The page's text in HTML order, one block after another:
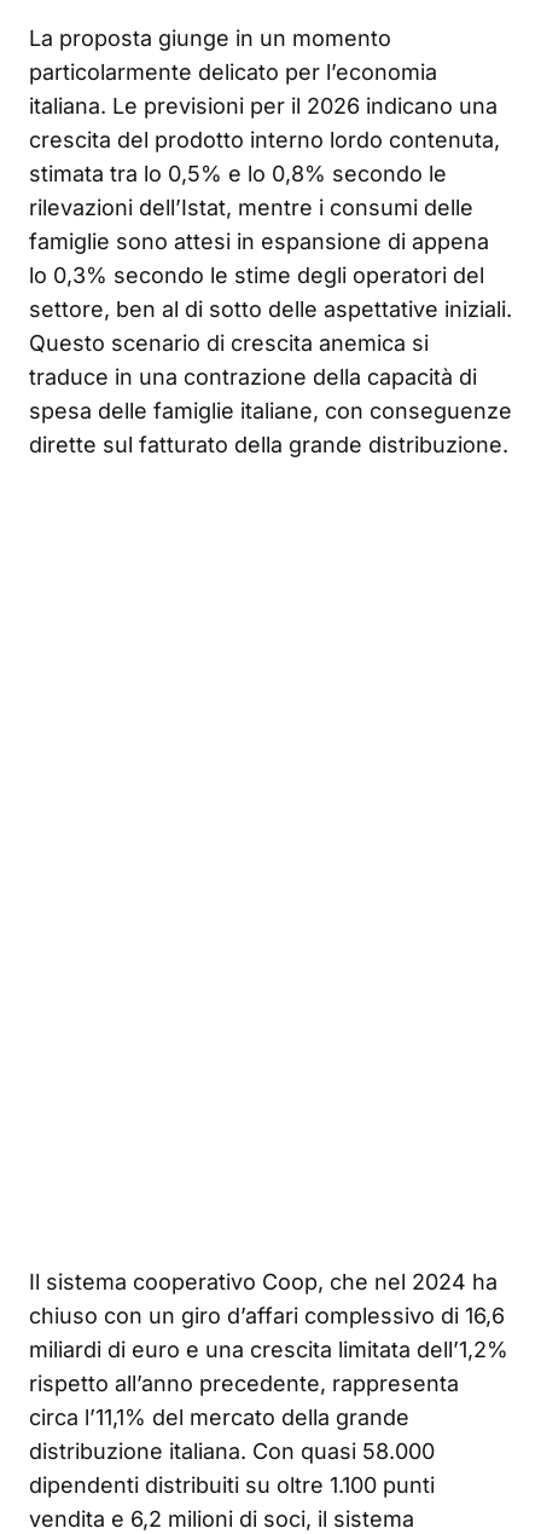
La proposta giunge in un momento
particolarmente delicato per l’economia
italiana. Le previsioni per il 2026 indicano una
crescita del prodotto interno lordo contenuta,
stimata tra lo 0,5% e lo 0,8% secondo le
rilevazioni dell’Istat, mentre i consumi delle
famiglie sono attesi in espansione di appena
lo 0,3% secondo le stime degli operatori del
settore, ben al di sotto delle aspettative iniziali.
Questo scenario di crescita anemica si
traduce in una contrazione della capacità di
spesa delle famiglie italiane, con conseguenze
dirette sul fatturato della grande distribuzione.
Il sistema cooperativo Coop, che nel 2024 ha
chiuso con un giro d’affari complessivo di 16,6
miliardi di euro e una crescita limitata dell’1,2%
rispetto all’anno precedente, rappresenta
circa l’11,1% del mercato della grande
distribuzione italiana. Con quasi 58.000
dipendenti distribuiti su oltre 1.100 punti
vendita e 6,2 milioni di soci, il sistema